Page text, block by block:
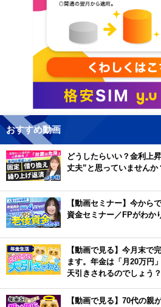
おすすめ動画
どうしたらいい？金利上
丈夫”と思っていませんか
【動画セミナー】今から
資金セミナー／FPがわか
【動画で見る】今月末で
ます。年金は「月20万円
天引きされるのでしょう？
【動画で見る】70代の親